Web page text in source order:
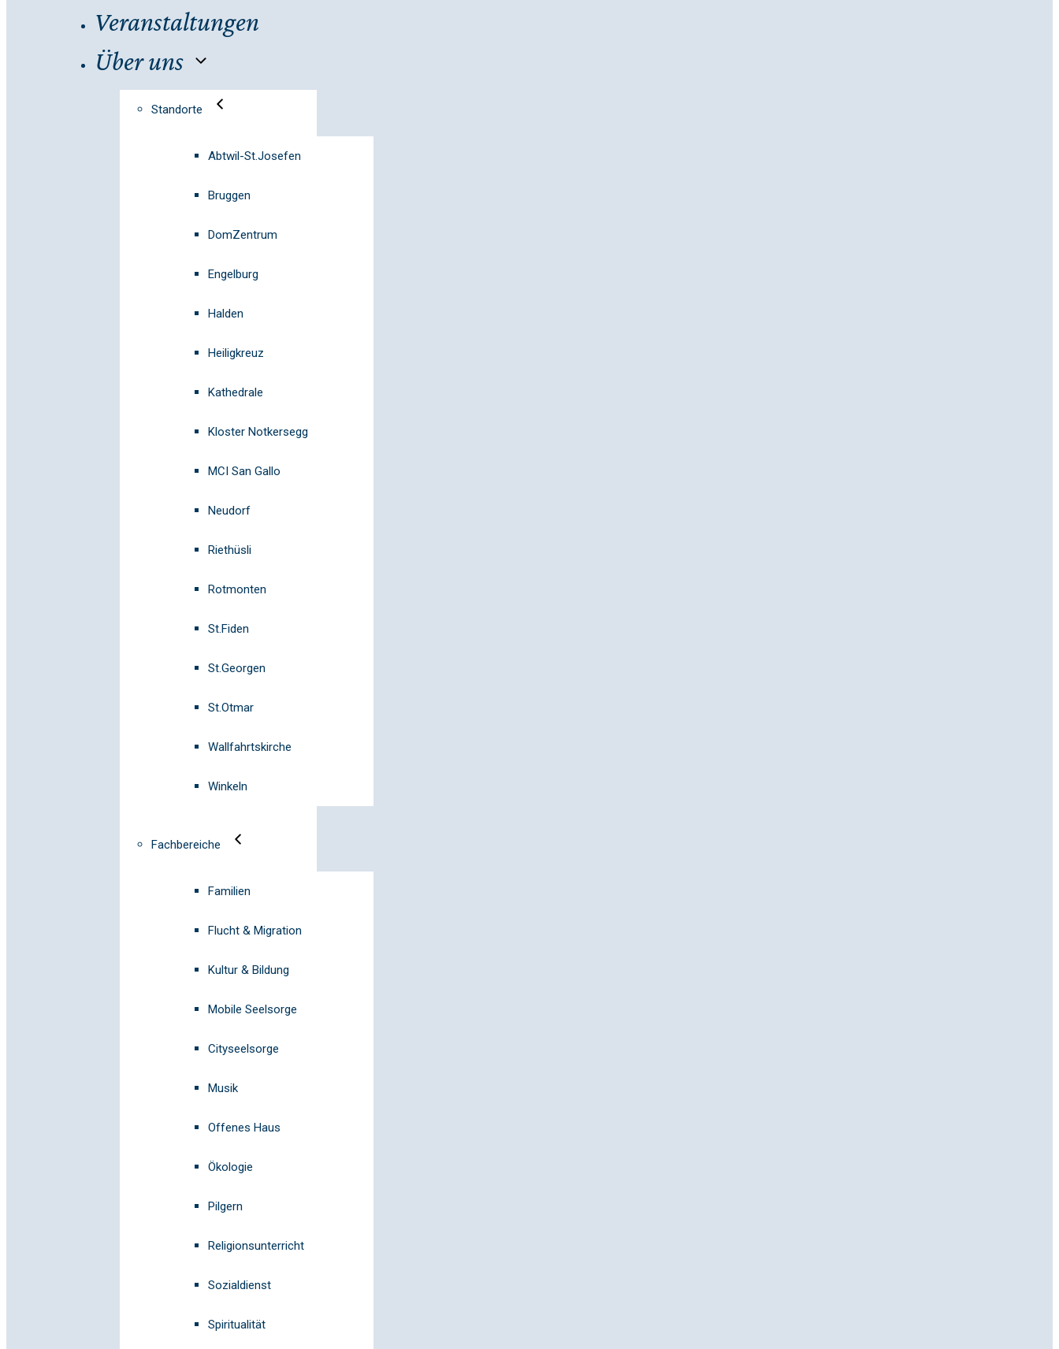
Veranstaltungen
Über uns
Standorte
Abtwil-St.Josefen
Bruggen
DomZentrum
Engelburg
Halden
Heiligkreuz
Kathedrale
Kloster Notkersegg
MCI San Gallo
Neudorf
Riethüsli
Rotmonten
St.Fiden
St.Georgen
St.Otmar
Wallfahrtskirche
Winkeln
Fachbereiche
Familien
Flucht & Migration
Kultur & Bildung
Mobile Seelsorge
Cityseelsorge
Musik
Offenes Haus
Ökologie
Pilgern
Religionsunterricht
Sozialdienst
Spiritualität